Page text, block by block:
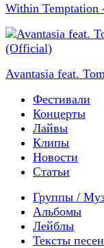
Within Temptation
Avantasia feat.
Фестивали
Концерты
Лайвы
Клипы
Новости
Статьи
Группы /
Альбомы
Лейблы
Тексты песен